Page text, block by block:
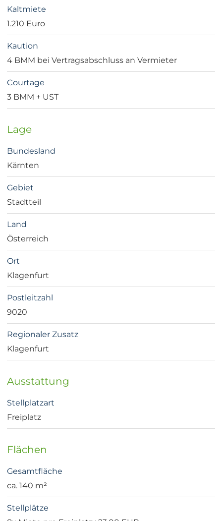
Kaltmiete
1.210 Euro
Kaution
4 BMM bei Vertragsabschluss an Vermieter
Courtage
3 BMM + UST
Lage
Bundesland
Kärnten
Gebiet
Stadtteil
Land
Österreich
Ort
Klagenfurt
Postleitzahl
9020
Regionaler Zusatz
Klagenfurt
Ausstattung
Stellplatzart
Freiplatz
Flächen
Gesamtfläche
ca. 140 m²
Stellplätze